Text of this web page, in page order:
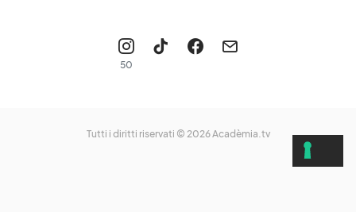
50
Tutti i diritti riservati © 2026Acadèmia.tv